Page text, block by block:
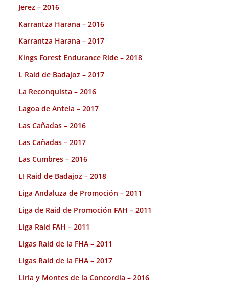
Jerez – 2016
Karrantza Harana – 2016
Karrantza Harana – 2017
Kings Forest Endurance Ride – 2018
L Raid de Badajoz – 2017
La Reconquista – 2016
Lagoa de Antela – 2017
Las Cañadas – 2016
Las Cañadas – 2017
Las Cumbres – 2016
LI Raid de Badajoz – 2018
Liga Andaluza de Promoción – 2011
Liga de Raid de Promoción FAH – 2011
Liga Raid FAH – 2011
Ligas Raid de la FHA – 2011
Ligas Raid de la FHA – 2017
Liria y Montes de la Concordia – 2016